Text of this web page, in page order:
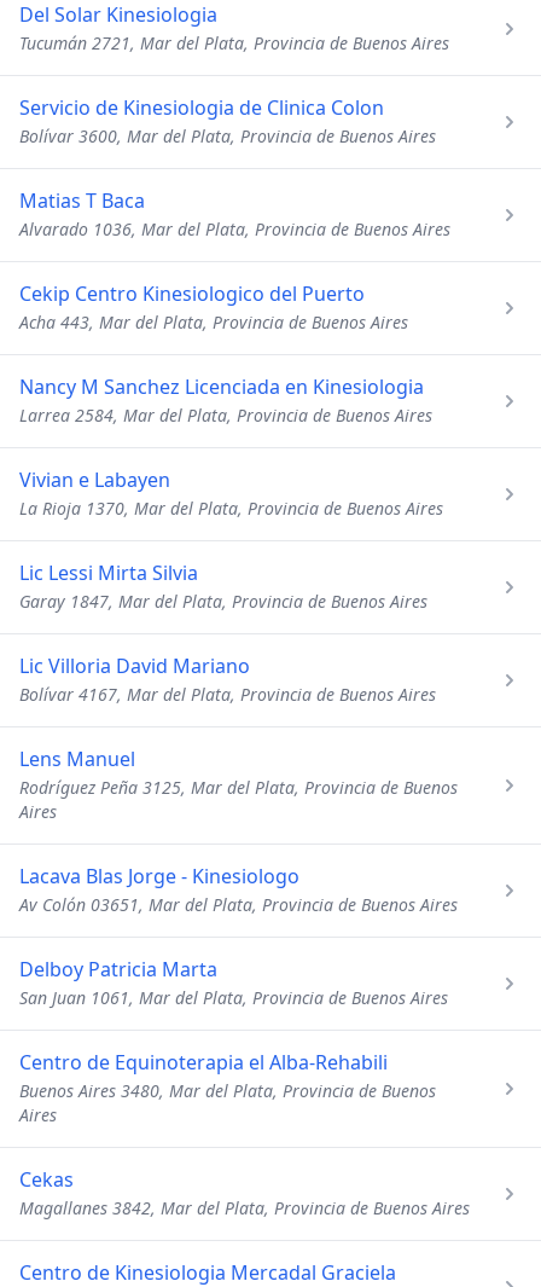
Del Solar Kinesiologia
Tucumán 2721, Mar del Plata, Provincia de Buenos Aires
Servicio de Kinesiologia de Clinica Colon
Bolívar 3600, Mar del Plata, Provincia de Buenos Aires
Matias T Baca
Alvarado 1036, Mar del Plata, Provincia de Buenos Aires
Cekip Centro Kinesiologico del Puerto
Acha 443, Mar del Plata, Provincia de Buenos Aires
Nancy M Sanchez Licenciada en Kinesiologia
Larrea 2584, Mar del Plata, Provincia de Buenos Aires
Vivian e Labayen
La Rioja 1370, Mar del Plata, Provincia de Buenos Aires
Lic Lessi Mirta Silvia
Garay 1847, Mar del Plata, Provincia de Buenos Aires
Lic Villoria David Mariano
Bolívar 4167, Mar del Plata, Provincia de Buenos Aires
Lens Manuel
Rodríguez Peña 3125, Mar del Plata, Provincia de Buenos
Aires
Lacava Blas Jorge - Kinesiologo
Av Colón 03651, Mar del Plata, Provincia de Buenos Aires
Delboy Patricia Marta
San Juan 1061, Mar del Plata, Provincia de Buenos Aires
Centro de Equinoterapia el Alba-Rehabili
Buenos Aires 3480, Mar del Plata, Provincia de Buenos
Aires
Cekas
Magallanes 3842, Mar del Plata, Provincia de Buenos Aires
Centro de Kinesiologia Mercadal Graciela